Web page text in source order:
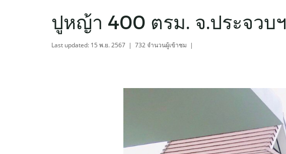
ปูหญ้า 400 ตรม. จ.ประจวบฯ
Last updated: 15 พ.ย. 2567 | 732 จำนวนผู้เข้าชม |